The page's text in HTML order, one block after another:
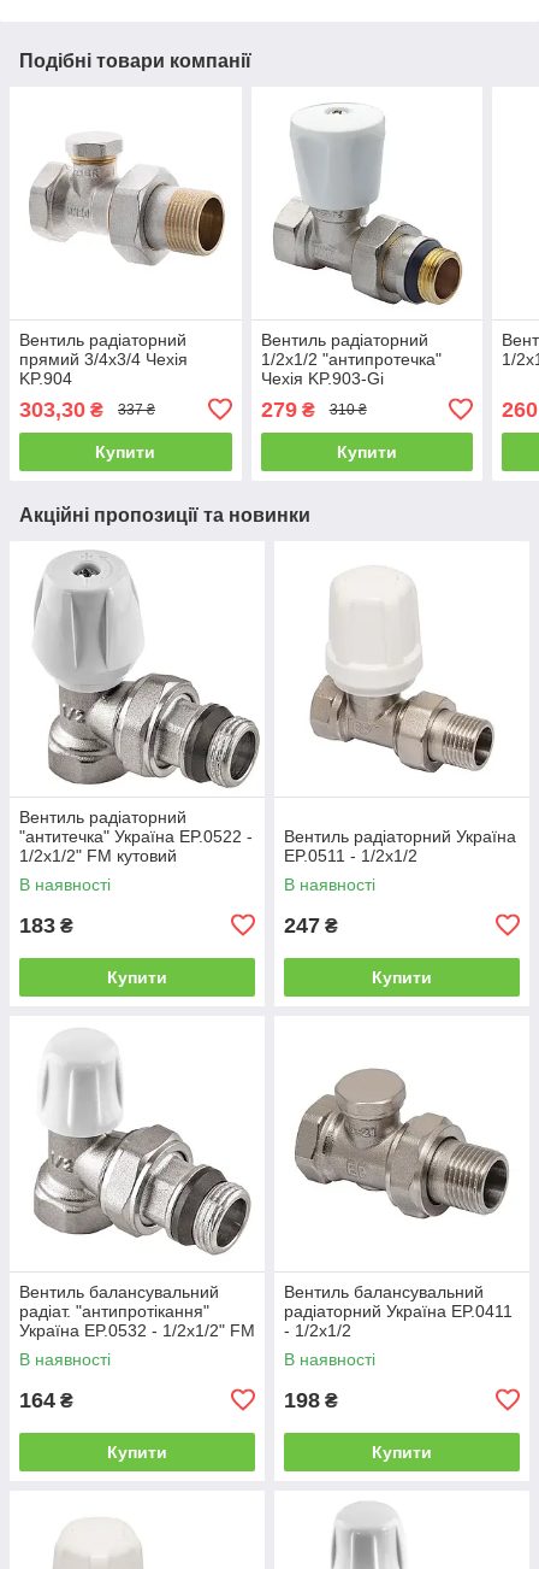
Подібні товари компанії
Вентиль радіаторний
прямий 3/4x3/4 Чехія
KP.904
303,30 ₴ 337 ₴
Купити
Вентиль радіаторний
1/2x1/2 "антипротечка"
Чехія KP.903-Gi
279₴ 310 ₴
Купити
1/
Акційні пропозиції та новинки
Вентиль радіаторний
"антитечка" Україна EP.0522 -
1/2x1/2" FM кутовий
В наявності
183 ₴
Купити
Вентиль радіаторний Україна
EP.0511 - 1/2x1/2
В наявності
247 ₴
Купити
Вентиль балансувальний
радіат. "антипротікання"
Україна EP.0532 - 1/2x1/2" FM
кутовий
В наявності
164 ₴
Купити
Вентиль балансувальний
радіаторний Україна EP.0411
- 1/2x1/2
В наявності
198 ₴
Купити